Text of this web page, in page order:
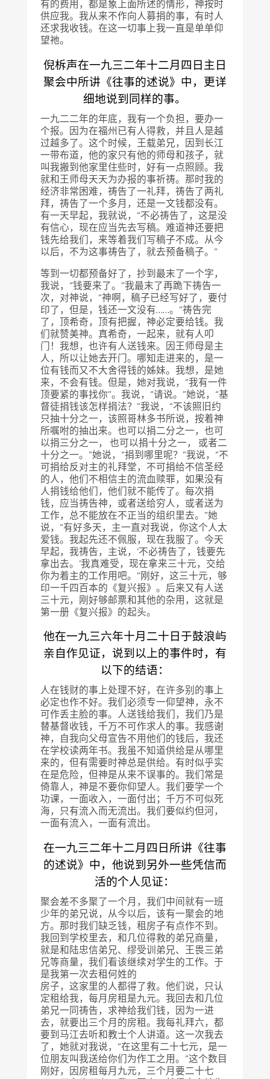
有的费用，都是象上面所述的情形，神按时
供应我。我从来不作向人募捐的事，有时人
还求我收钱。在这一切事上我一直是单单仰
望祂。
倪柝声在一九三二年十二月四日主日
聚会中所讲《往事的述说》中，更详
细地说到同样的事。
一九二二年的年底，我有一个负担，要办一
个报。因为在福州已有人得救，并且人是越
过越多了。这个时候，王载弟兄，因到长江
一带布道，他的家只有他的师母和孩子，就
叫我搬到他家里住些时，好有一点照顾。我
就和王师母天天为办报的事祈祷。那时我的
经济非常困难，祷告了一礼拜，祷告了两礼
拜，祷告了一个多月，还是一文钱都没有。
有一天早起，我就说，“不必祷告了，这是没
有信心，现在应当先去写稿。难道神还要把
钱先给我们，来等着我们写稿子不成。从今
以后，不为这事祷告了，就去预备稿子。”
等到一切都预备好了，抄到最末了一个字，
我说，“钱要来了。”我最末了再跪下祷告一
次，对神说，“神啊，稿子已经写好了，要付
印了，但是，钱还一文没有……。”祷告完
了，顶希奇，顶有把握，神必定要给钱。我
们就赞美神。真希奇，一起来，就有人叩
门！我想，也许有人送钱来。因王师母是主
人，所以让她去开门。哪知走进来的，是一
位有钱而又不大舍得钱的姊妹。我想，是她
来，不会有钱。但是，她对我说，“我有一件
顶要紧的事找你”。我说，“请说。”她说，“基
督徒捐钱该怎样捐法？”我说，“不该照旧约
只抽十分之一，该照哥林多书所说，按着神
所嘱咐的抽出来。也可以捐二分之一，也可
以捐三分之一， 也可以捐十分之一， 或者二
十分之一。”她说，“捐到哪里呢？”我说，“不
可捐给反对主的礼拜堂，不可捐给不信圣经
的人，他们不相信主的流血赎罪，如果没有
人捐钱给他们，他们就不能传了。每次捐
钱，应当祷告神，或者送给穷人，或者送为
工作，总不能放在不正当的组织里去。”她
说，“有好多天，主一直对我说，你这个人太
爱钱。我起先还不佩服，现在我服了。今天
早起，我祷告，主说，‘不必祷告了，钱要先
拿出去。’我真难受，现在拿来三十元，交给
你为着主的工作用吧。”刚好，这三十元，够
印一千四百本的《复兴报》。后来又有人送
三十元，刚好够邮票和其他的杂用，这就是
第一册《复兴报》的起头。
他在一九三六年十月二十日于鼓浪屿
亲自作见证，说到以上的事件时，有
以下的结语：
人在钱财的事上处理不好，在许多别的事上
必定也作不好。我们必须专一仰望神，永不
可作丢主脸的事。人送钱给我们，我们乃是
替基督收钱，千万不可作求人的事。我感谢
神，自我向父母宣告不用他们的钱后，我还
在学校读两年书。我虽不知道供给是从哪里
来的，但有需要时神总是供给。有时似乎实
在是危险，但神是从来不误事的。我们常是
倚靠人，神是不要你仰望人。我们要学一个
功课，一面收入，一面付出；千万不可似死
海，只有流入而无流出。我们要似约但河，
一面有流入，一面有流出。
在一九三二年十二月四日所讲《往事
的述说》中，他说到另外一些凭信而
活的个人见证：
聚会差不多聚了一个月，我们中间就有一班
少年的弟兄说，从今以后，该有一聚会的地
方。那时我们缺乏钱，租房子有点作不到。
我回到学校里去，和几位得救的弟兄商量，
就是和陆忠信弟兄、缪受训弟兄、王畏三弟
兄等商量，我们看该继续对学生的工作。于
是我第一次去租何姓的
房子，这家里的人都得了救。他们说，只认
定租给我，每月房租是九元。我回去和几位
弟兄一同祷告，求神给我们钱，因为一进
去，就要出三个月的房租。我每礼拜六，都
要到马江去听和教士个人讲道。这一次我去
了，她就对我说，“在这里有二十七元，是一
位朋友叫我送给你们为作工之用。”这个数目
刚好，因房租每月九元，三个月要二十七